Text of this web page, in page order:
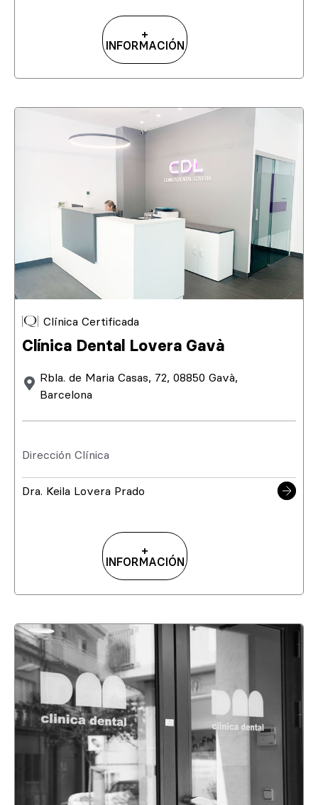
+
INFORMACIÓN
Clínica Certificada
Clínica Dental Lovera Gavà
Rbla. de Maria Casas, 72, 08850 Gavà,
Barcelona
Dirección Clínica
Dra. Keila Lovera Prado
+
INFORMACIÓN